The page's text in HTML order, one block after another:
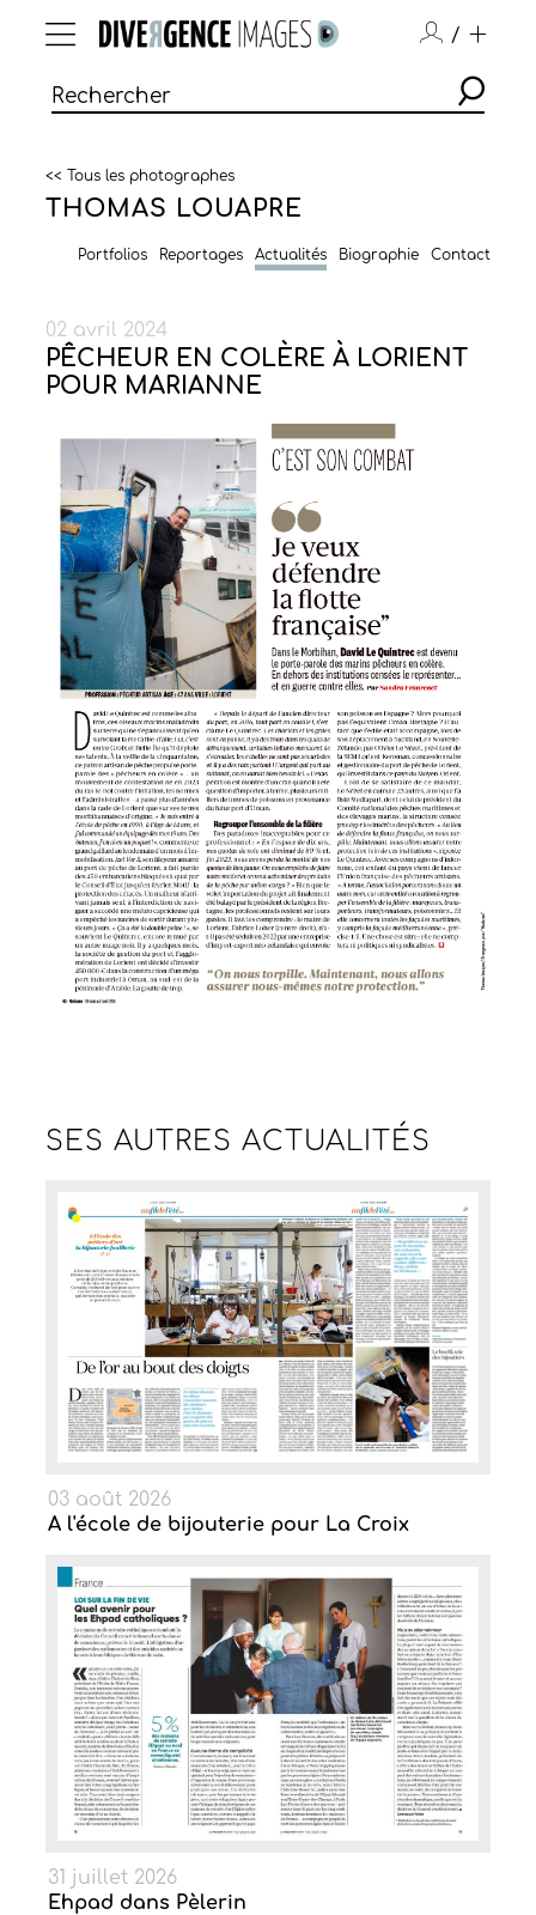
/
<< Tous les photographes
THOMAS LOUAPRE
Portfolios Reportages Actualités Biographie Contact
02 avril 2024
PÊCHEUR EN COLÈRE À LORIENT
POUR MARIANNE
SES AUTRESACTUALITÉS
03 août 2026
A l'école de bijouterie pour La Croix
31 juillet 2026
Ehpad dans Pèlerin